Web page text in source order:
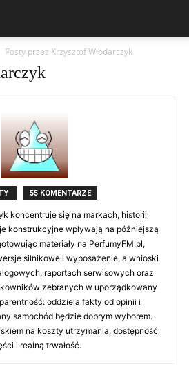
Posty przez Krzysztof Włodarczyk
55 KOMENTARZE
koncentruje się na markach, historii
konstrukcyjne wpływają na późniejszą
materiały na PerfumyFM.pl,
silnikowe i wyposażenie, a wnioski
raportach serwisowych oraz
zebranych w uporządkowany
oddziela fakty od opinii i
samochód będzie dobrym wyborem.
na koszty utrzymania, dostępność
i realną trwałość.